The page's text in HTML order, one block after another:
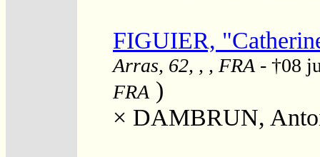
FIGUIER,
Arras, 62, , , FRA - †08
FRA )
× DAMBRUN,